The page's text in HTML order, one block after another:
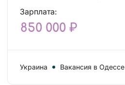
Зарплата:
850 000 ₽
Украина Вакансия в Одессе